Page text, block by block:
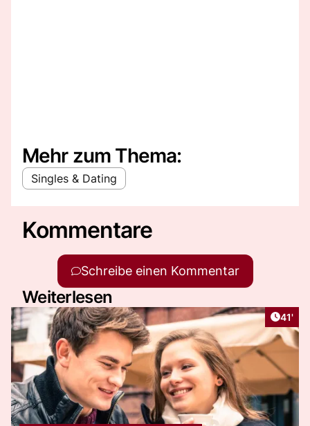
Mehr zum Thema:
Singles & Dating
Kommentare
Schreibe einen Kommentar
Weiterlesen
41'